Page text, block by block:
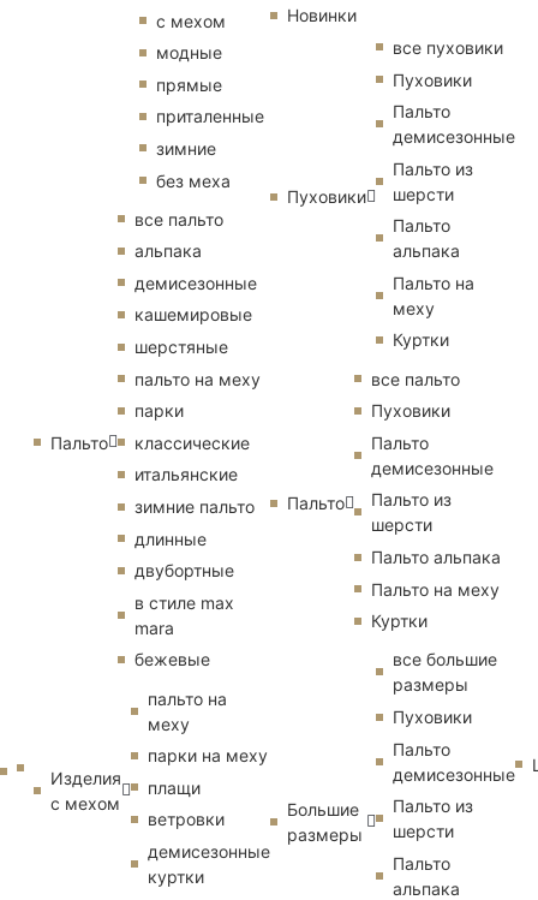
с мехом
модные
прямые
приталенные
зимние
без меха
Пальто
все пальто
альпака
демисезонные
кашемировые
шерстяные
пальто на меху
парки
классические
итальянские
зимние пальто
длинные
двубортные
в стиле max
mara
бежевые
Изделия
с мехом
пальто на
меху
парки на меху
плащи
ветровки
демисезонные
куртки
Новинки
Пуховики
все пуховики
Пуховики
Пальто
демисезонные
Пальто из
шерсти
Пальто
альпака
Пальто на
меху
Куртки
Пальто
все пальто
Пуховики
Пальто
демисезонные
Пальто из
шерсти
Пальто альпака
Пальто на меху
Куртки
Большие
размеры
все большие
размеры
Пуховики
Пальто
демисезонные
Пальто из
шерсти
Пальто
альпака